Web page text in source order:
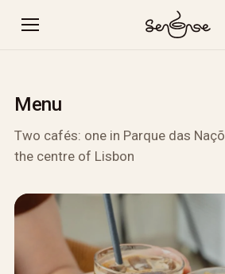
Menu
Two cafés: one in Parque das
the centre of Lisbon